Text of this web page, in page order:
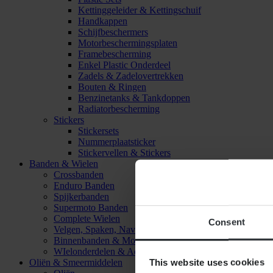
Consent
This website uses cookies
Kettinggeleider & Kettingschuif
Handkappen
Schijfbeschermers
Motorbeschermingsplaten
Framebescherming
Enkel Plastic Onderdeel
Zadels & Zadelovertrekken
Bouten & Ringen
Benzinetanks & Tankdoppen
Radiatorbescherming
Stickers
Stickersets
Nummerplaatsticker
Stickervellen & Stickers
Banden & Wielen
Crossbanden
Enduro Banden
Spijkerbanden
Supermoto Banden
Complete Wielen
Velgen, Spaken, Naven & Lagers
Binnenbanden & Mousses
WIelonderdelen & Accessoires
Oliën & Smeermiddelen